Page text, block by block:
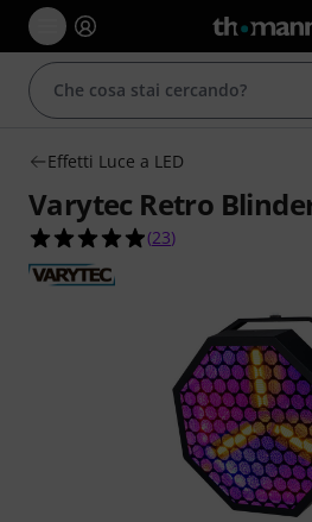
Effetti Luce a LED
Varytec Retro
4.9 su 5 stelle su 23
(23)